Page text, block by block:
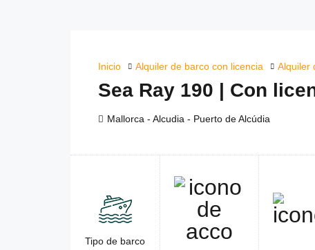
Inicio Alquiler de barco con licencia Alquiler
Sea Ray 190 | Con
Mallorca - Alcudia - Puerto de Alcúdia
Tipo de barco